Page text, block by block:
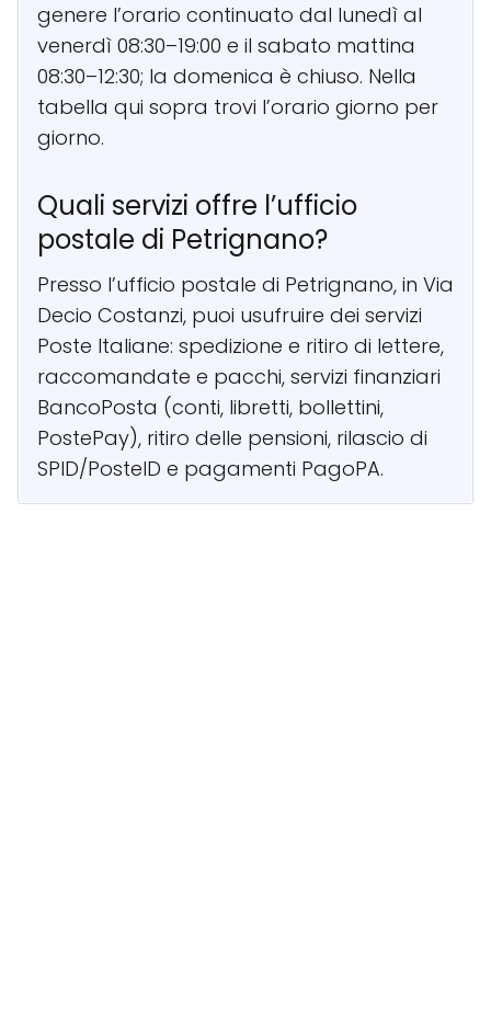
genere l’orario continuato dal lunedì al
venerdì 08:30–19:00 e il sabato mattina
08:30–12:30; la domenica è chiuso. Nella
tabella qui sopra trovi l’orario giorno per
giorno.
Quali servizi offre l’ufficio
postale di Petrignano?
Presso l’ufficio postale di Petrignano, in Via
Decio Costanzi, puoi usufruire dei servizi
Poste Italiane: spedizione e ritiro di lettere,
raccomandate e pacchi, servizi finanziari
BancoPosta (conti, libretti, bollettini,
PostePay), ritiro delle pensioni, rilascio di
SPID/PosteID e pagamenti PagoPA.